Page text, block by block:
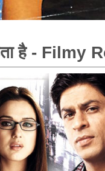
है - Filmy